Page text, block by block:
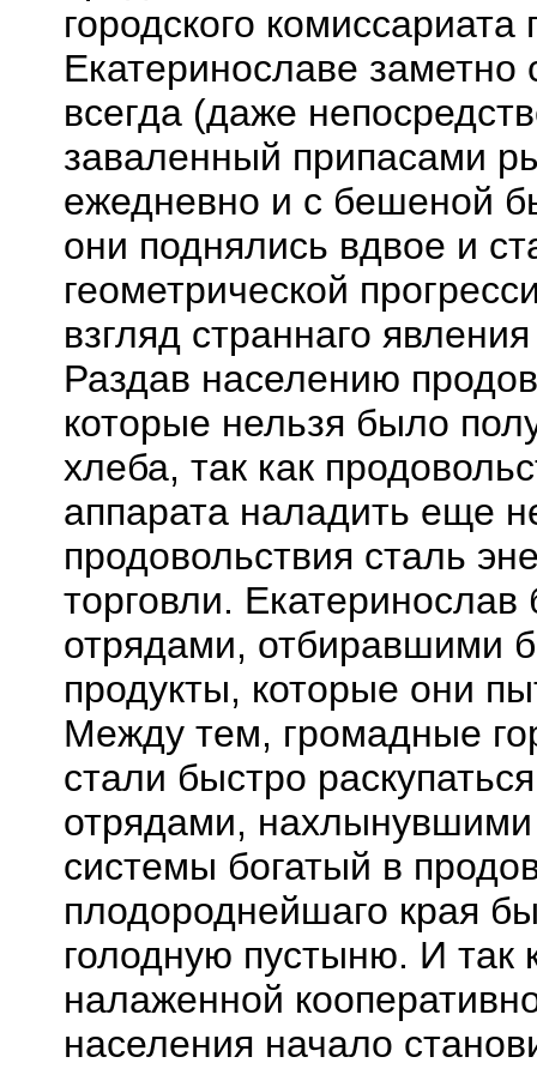
городского
Екатеринославе
всегда (даже
заваленный припасами
ежедневно и с бешеной
они поднялись вдвое и
геометрической
взгляд страннаго
Раздав населению
которые нельзя было
хлеба, так как
аппарата наладить еще
продовольствия сталь
торговли.
отрядами, отбиравшими
продукты, которые они
Между тем, громадные
стали быстро
отрядами,
системы богатый в
плодороднейшаго края
голодную пустыню. И так
налаженной
населения начало